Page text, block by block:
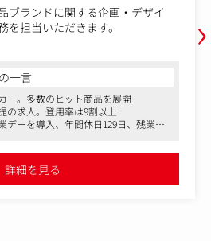
ブランドに関する企画・デザイ
を担当いただきます。
ター、POPなどの企画・デザイン
クション
案
をただ仕上げるのではなく、ブラ
ようなデザイン表現をしていただ
一言
。多数のヒット商品を展開
求人。登用率は9割以上
ーを導入、年間休日129日、残業代
詳細を見る
›